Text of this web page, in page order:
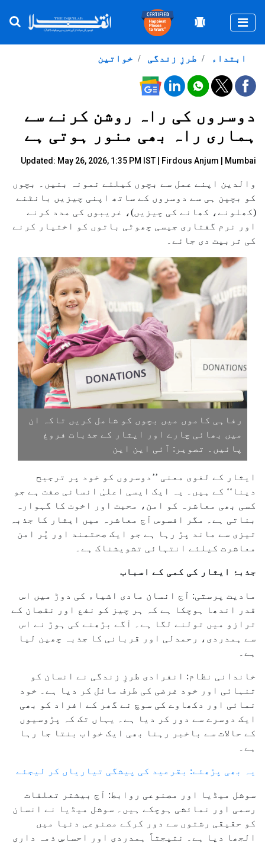
خواتین طرزِ زندگی ابتداء
دوسروں کی راہ روشن کرنے سے
ہماری راہ بھی منور ہوتی ہے
Updated: May 26, 2026, 1:35 PM IST | Firdous Anjum | Mumbai
والدین اپنے عمل سے بچوں کیلئے نمونہ بنیں۔ بچوں
کو بچپن ہی سے دوسروں کے ساتھ اپنی چیزیں بانٹنے
(کھلونے، کھانے کی چیزیں)، غریبوں کی مدد کرنے
اور نرم گفتاری جیسی چھوٹی باتوں کو اختیار کرنے
کی تربیت دی جائے۔
رفاہی کاموں میں بچوں کو شامل کریں تاکہ ان
میں بھائی چارے اور ایثار کے جذبات فروغ
پائیں۔ تصویر: آئی این این
ایثار کے لغوی معنی ’’دوسروں کو خود پر ترجیح
دینا‘‘ کے ہیں۔ یہ ایک ایسی اعلیٰ انسانی صفت ہے جو
کسی بھی معاشرہ کو امن، محبت اور اخوت کا گہوارہ
بناتی ہے۔ مگر افسوس آج معاشرہ میں ایثار کا جذبہ
تیزی سے ماند پڑ رہا ہے جو ایک صحتمند اور پُر امن
معاشرت کیلئے انتہائی تشویشناک ہے۔
جذبۂ ایثار کی کمی کے اسباب
مادیت پرستی: آج انسان مادی اشیاء کی دوڑ میں اس
قدر اندھا ہوچکا ہے کہ ہر چیز کو نفع اور نقصان کے
ترازو میں تولنے لگا ہے۔ آگے بڑھنے کی ہوڑ نے اس
سے ہمدردی، رحمدلی اور قربانی کا جذبہ چھین لیا
ہے۔
خاندانی نظام: انفرادی طرزِ زندگی نے انسان کو
تنہائی اور خود غرضی کی طرف مائل کر دیا ہے۔ خود
نمائی اور دکھاوے کی سوچ نے گھر کے افراد کو بھی
ایک دوسرے سے دور کر دیا ہے۔ یہاں تک کہ پڑوسیوں
کے حالات سے باخبر رہنا بھی ایک خواب بنتا جا رہا
ہے۔
یہ بھی پڑھئے: بقرعید کی پیشگی تیاریاں کر لیجئے
سوشل میڈیا اور مصنوعی روابط: آج بیشتر تعلقات
رسمی اور نمائشی ہوچکے ہیں۔ سوشل میڈیا نے انسان
کو حقیقی رشتوں سے دور کرکے مصنوعی دنیا میں
الجھا دیا ہے۔ نتیجتاً ہمدردی اور احساسِ ذمہ داری